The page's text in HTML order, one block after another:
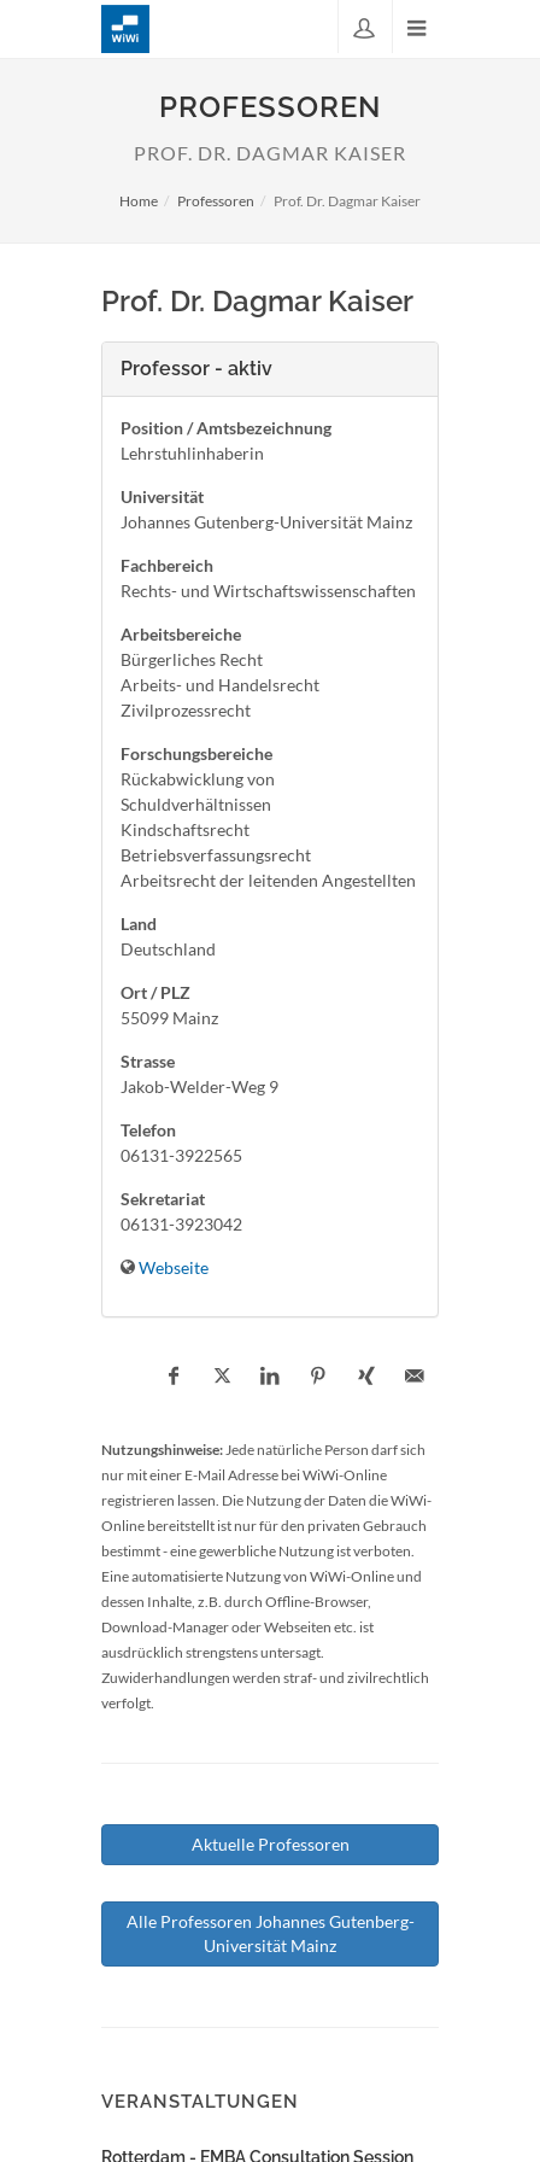
PROFESSOREN
PROF. DR. DAGMAR KAISER
Home Professoren Prof. Dr. Dagmar Kaiser
Prof. Dr. Dagmar Kaiser
Professor - aktiv
Position / Amtsbezeichnung
Lehrstuhlinhaberin
Universität
Johannes Gutenberg-Universität Mainz
Fachbereich
Rechts- und Wirtschaftswissenschaften
Arbeitsbereiche
Bürgerliches Recht
Arbeits- und Handelsrecht
Zivilprozessrecht
Forschungsbereiche
Rückabwicklung von
Schuldverhältnissen
Kindschaftsrecht
Betriebsverfassungsrecht
Arbeitsrecht der leitenden Angestellten
Land
Deutschland
Ort / PLZ
55099 Mainz
Strasse
Jakob-Welder-Weg 9
Telefon
06131-3922565
Sekretariat
06131-3923042
Webseite
Nutzungshinweise:Jede natürliche Person darf sich
nur mit einer E-Mail Adresse bei WiWi-Online
registrieren lassen. Die Nutzung der Daten die WiWi-
Online bereitstellt ist nur für den privaten Gebrauch
bestimmt - eine gewerbliche Nutzung ist verboten.
Eine automatisierte Nutzung von WiWi-Online und
dessen Inhalte, z.B. durch Offline-Browser,
Download-Manager oder Webseiten etc. ist
ausdrücklich strengstens untersagt.
Zuwiderhandlungen werden straf- und zivilrechtlich
verfolgt.
Aktuelle Professoren
Alle Professoren Johannes Gutenberg-
Universität Mainz
VERANSTALTUNGEN
Rotterdam - EMBA Consultation Session